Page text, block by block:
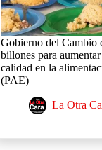
Gobierno del Cambio
billones para
calidad en la
(PAE)
La Otra